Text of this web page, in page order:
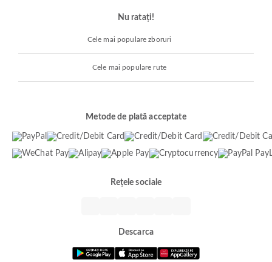
Nu ratați!
Cele mai populare zboruri
Cele mai populare rute
Metode de plată acceptate
Rețele sociale
Descarca